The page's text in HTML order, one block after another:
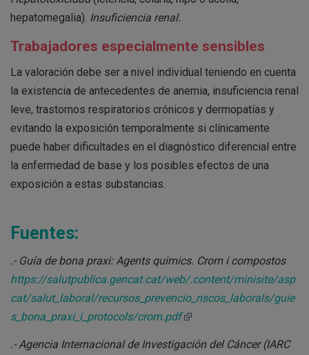
hepatomegalia). Insuficiencia renal.
Trabajadores especialmente sensibles
La valoración debe ser a nivel individual teniendo en cuenta
la existencia de antecedentes de anemia, insuficiencia renal
leve, trastornos respiratorios crónicos y dermopatías y
evitando la exposición temporalmente si clínicamente
puede haber dificultades en el diagnóstico diferencial entre
la enfermedad de base y los posibles efectos de una
exposición a estas substancias.
Fuentes:
.- Guía de bona praxi: Agents quimics. Crom i compostos
https://salutpublica.gencat.cat/web/.content/minisite/asp
cat/salut_laboral/recursos_prevencio_riscos_laborals/guie
s_bona_praxi_i_protocols/crom.pdf
.- Agencia Internacional de Investigación del Cáncer (IARC